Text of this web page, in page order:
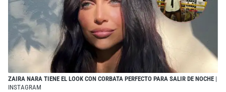
ZAIRA NARA TIENE EL LOOK CON CORBATA PERFECTO PARA SALIR DE NOCHE |
INSTAGRAM